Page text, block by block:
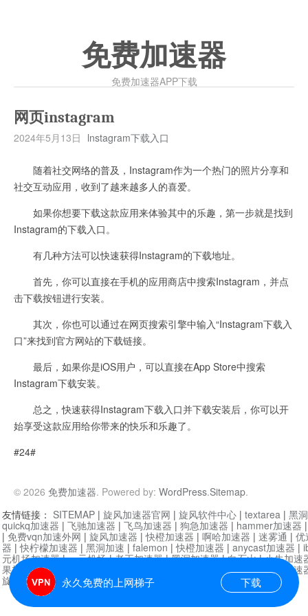
免费加速器
免费加速器APP下载
网页instagram
2024年5月13日 lnstagram下载入口
随着社交网络的普及，Instagram作为一个热门的照片分享和
社交互动应用，收到了越来越多人的喜爱。
如果你想要下载这款应用来体验其中的乐趣，第一步就是找到
Instagram的下载入口。
有几种方法可以快速获得Instagram的下载地址。
首先，你可以直接在手机的应用商店中搜索Instagram，并点
击下载按钮进行安装。
其次，你也可以通过在网页搜索引擎中输入“Instagram下载入
口”来找到官方网站的下载链接。
最后，如果你是iOS用户，可以直接在App Store中搜索
Instagram下载安装。
总之，快速获得Instagram下载入口并下载安装后，你可以开
始享受这款应用给你带来的快乐和乐趣了。
#24#
© 2026 免费加速器. Powered by: WordPress.Sitemap.
永久免费的上网梯子 下载
友情链接： SITEMAP | 旋风加速器官网 | 旋风软件中心 | textarea | 黑
quickq加速器 | 飞驰加速器 | 飞鸟加速器 | 狗急加速器 | hammer加速器
| 免费vqn加速外网 | 旋风加速器 |快橙加速器 | 啊哈加速器 | 迷雾通 | 优
器 |快柠檬加速器 | 黑洞加速 | falemon |快橙加速器 | anycast加速器 |
元机场加速器|一元机场|老王加速器|黑洞加速器|白石山|小牛加速
果加速器|黑洞加速 海鸥加速器|芒果加速
旋风加速器度器|哔咔漫画 |PicACG